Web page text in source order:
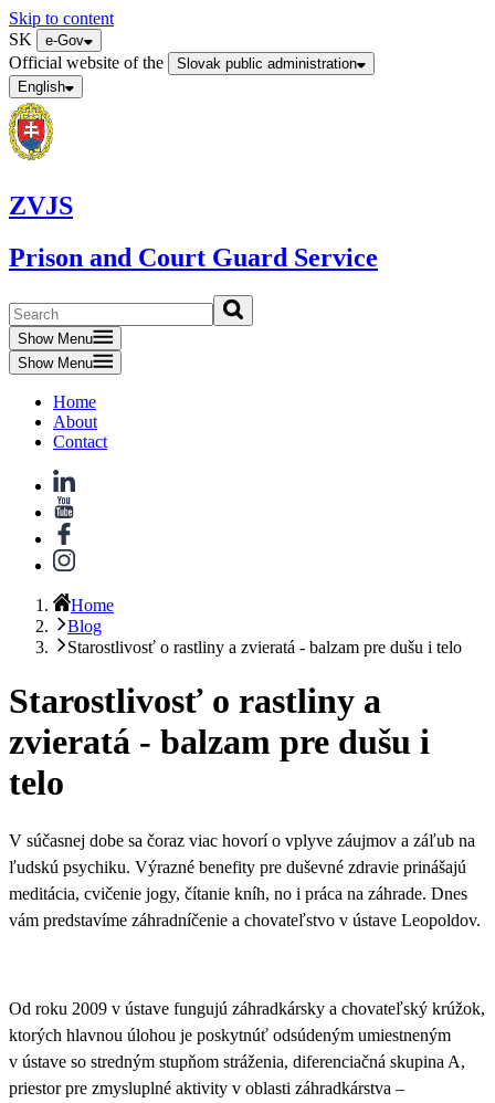
Skip to content
SK
e-Gov
Official website of the
Slovak public administration
English
ZVJS
Prison and Court Guard Service
Show Menu
Show Menu
Home
About
Contact
Home
Blog
Starostlivosť o rastliny a zvieratá - balzam pre dušu i telo
Starostlivosť o rastliny a
zvieratá - balzam pre dušu i
telo
V súčasnej dobe sa čoraz viac hovorí o vplyve záujmov a záľub na
ľudskú psychiku. Výrazné benefity pre duševné zdravie prinášajú
meditácia, cvičenie jogy, čítanie kníh, no i práca na záhrade. Dnes
vám predstavíme záhradníčenie a chovateľstvo v ústave Leopoldov.
Od roku 2009 v ústave fungujú záhradkársky a chovateľský krúžok,
ktorých hlavnou úlohou je poskytnúť odsúdeným umiestneným
v ústave so stredným stupňom stráženia, diferenciačná skupina A,
priestor pre zmysluplné aktivity v oblasti záhradkárstva –